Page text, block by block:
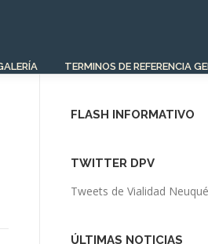
TERMINOS DE REFERENCIA
FLASH INFORMATIVO
TWITTER DPV
Tweets de Vialidad
ÚLTIMAS NOTICIAS